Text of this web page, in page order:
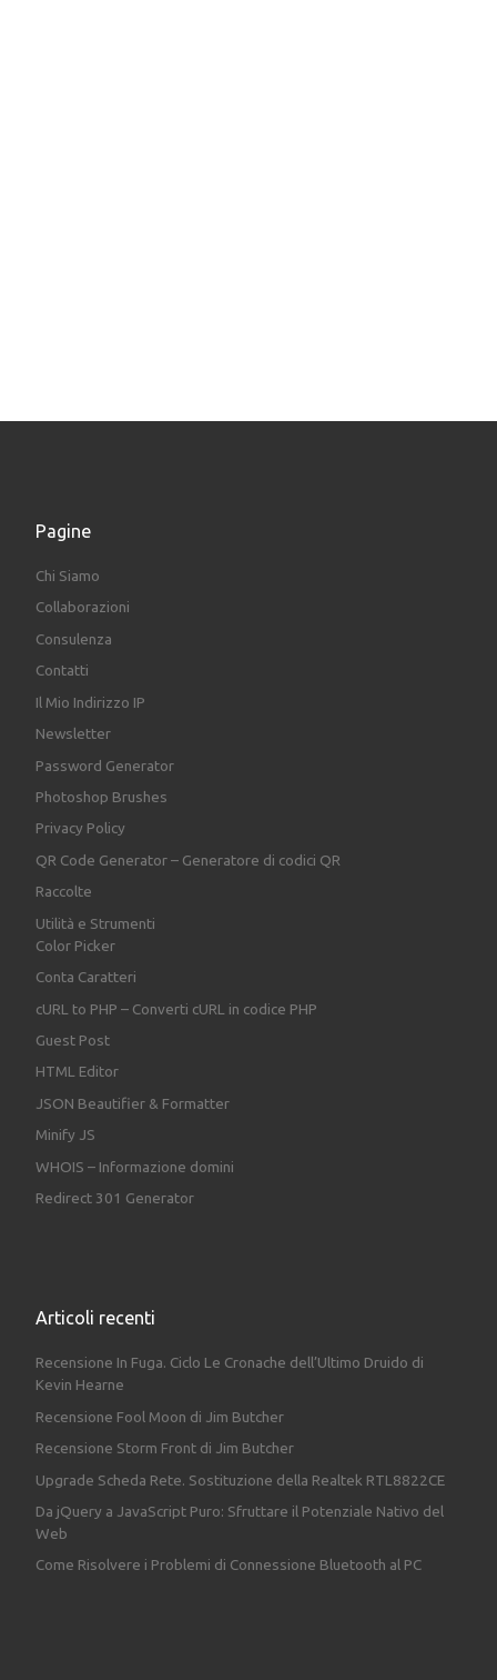
Pagine
Chi Siamo
Collaborazioni
Consulenza
Contatti
Il Mio Indirizzo IP
Newsletter
Password Generator
Photoshop Brushes
Privacy Policy
QR Code Generator – Generatore di codici QR
Raccolte
Utilità e Strumenti
Color Picker
Conta Caratteri
cURL to PHP – Converti cURL in codice PHP
Guest Post
HTML Editor
JSON Beautifier & Formatter
Minify JS
WHOIS – Informazione domini
Redirect 301 Generator
Articoli recenti
Recensione In Fuga. Ciclo Le Cronache dell’Ultimo Druido di
Kevin Hearne
Recensione Fool Moon di Jim Butcher
Recensione Storm Front di Jim Butcher
Upgrade Scheda Rete. Sostituzione della Realtek RTL8822CE
Da jQuery a JavaScript Puro: Sfruttare il Potenziale Nativo del
Web
Come Risolvere i Problemi di Connessione Bluetooth al PC